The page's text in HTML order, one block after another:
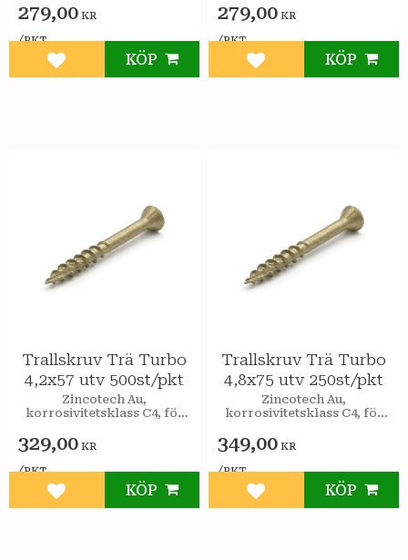
279,00 KR
/PKT
Lägg till i favoriter
KÖP
279,00 KR
/PKT
Lägg till i favoriter
KÖP
Trallskruv Trä Turbo
4,2x57 utv 500st/pkt
Zincotech Au,
korrosivitetsklass C4, för
329,00 KR
/PKT
Lägg till i favoriter
KÖP
Trallskruv Trä Turbo
4,8x75 utv 250st/pkt
Zincotech Au,
korrosivitetsklass C4, för
349,00 KR
/PKT
Lägg till i favoriter
KÖP